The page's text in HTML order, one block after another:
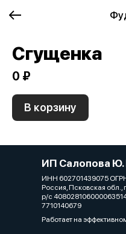
Сгущенка
0 ₽
В корзину
ИП Салопова Ю.
ИНН 602701439075
Россия, Псковская обл.,
р/с
7710140679
Работает на